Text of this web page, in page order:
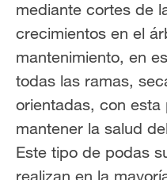
mediante cortes de
crecimientos en el
mantenimiento, en
todas las ramas,
orientadas, con
mantener la salud
Este tipo de podas
realizan en la